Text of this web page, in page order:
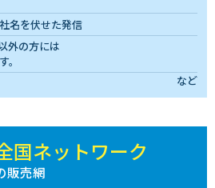
安(千葉) 7分 40.00㎡ 40万円 2021
安(千葉) 5分 95.00㎡ 130万円 2021
安(千葉) 3分 145.00㎡ 180万円
名を伏せた発信
外の方には
など
国ネットワーク
販売網